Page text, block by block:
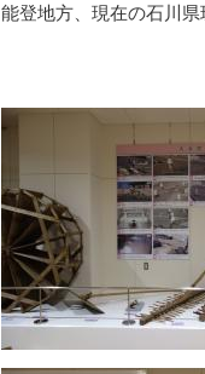
能登地方、現在の石川